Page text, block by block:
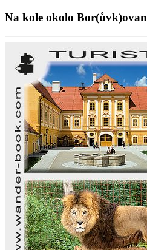
Na kole okolo Bor(ůvk)ovan